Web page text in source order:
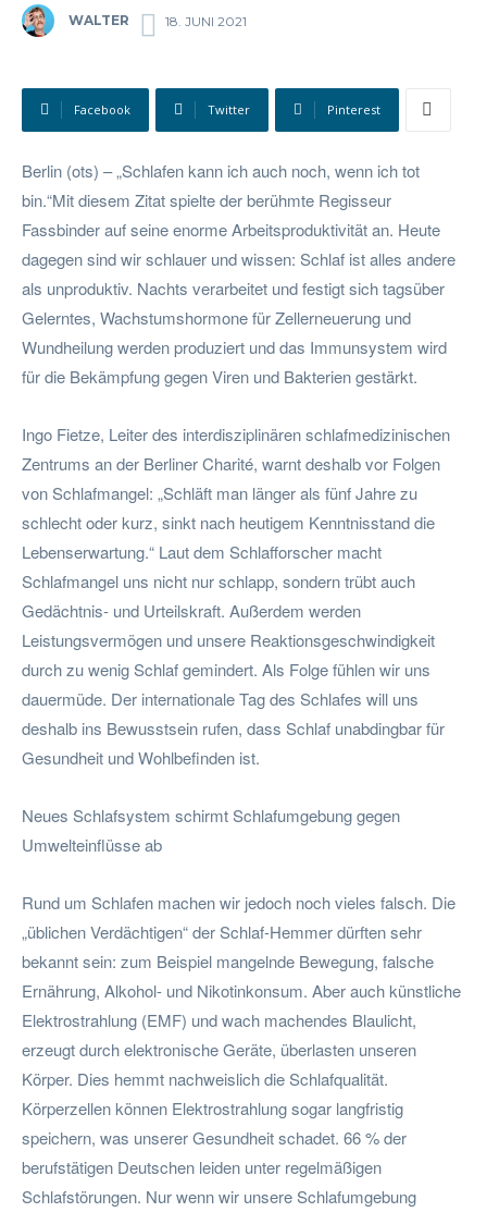
WALTER 18. JUNI 2021
Facebook Twitter Pinterest
Berlin (ots) – „Schlafen kann ich auch noch, wenn ich tot
bin.“Mit diesem Zitat spielte der berühmte Regisseur
Fassbinder auf seine enorme Arbeitsproduktivität an. Heute
dagegen sind wir schlauer und wissen: Schlaf ist alles andere
als unproduktiv. Nachts verarbeitet und festigt sich tagsüber
Gelerntes, Wachstumshormone für Zellerneuerung und
Wundheilung werden produziert und das Immunsystem wird
für die Bekämpfung gegen Viren und Bakterien gestärkt.
Ingo Fietze, Leiter des interdisziplinären schlafmedizinischen
Zentrums an der Berliner Charité, warnt deshalb vor Folgen
von Schlafmangel: „Schläft man länger als fünf Jahre zu
schlecht oder kurz, sinkt nach heutigem Kenntnisstand die
Lebenserwartung.“ Laut dem Schlafforscher macht
Schlafmangel uns nicht nur schlapp, sondern trübt auch
Gedächtnis- und Urteilskraft. Außerdem werden
Leistungsvermögen und unsere Reaktionsgeschwindigkeit
durch zu wenig Schlaf gemindert. Als Folge fühlen wir uns
dauermüde. Der internationale Tag des Schlafes will uns
deshalb ins Bewusstsein rufen, dass Schlaf unabdingbar für
Gesundheit und Wohlbefinden ist.
Neues Schlafsystem schirmt Schlafumgebung gegen
Umwelteinflüsse ab
Rund um Schlafen machen wir jedoch noch vieles falsch. Die
„üblichen Verdächtigen“ der Schlaf-Hemmer dürften sehr
bekannt sein: zum Beispiel mangelnde Bewegung, falsche
Ernährung, Alkohol- und Nikotinkonsum. Aber auch künstliche
Elektrostrahlung (EMF) und wach machendes Blaulicht,
erzeugt durch elektronische Geräte, überlasten unseren
Körper. Dies hemmt nachweislich die Schlafqualität.
Körperzellen können Elektrostrahlung sogar langfristig
speichern, was unserer Gesundheit schadet. 66 % der
berufstätigen Deutschen leiden unter regelmäßigen
Schlafstörungen. Nur wenn wir unsere Schlafumgebung